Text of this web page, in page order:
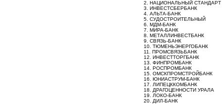
2. НАЦИОНАЛЬНЫЙ СТАНДАРТ
3. ИНВЕСТСБЕРБАНК
4. АЛЬТА-БАНК
5. СУДОСТРОИТЕЛЬНЫЙ
6. МДМ-БАНК
7. МИРА-БАНК
8. МЕТАЛЛИНВЕСТБАНК
9. СВЯЗЬ-БАНК
10. ТЮМЕНЬЭНЕРГОБАНК
11. ПРОМСВЯЗЬБАНК
12. ИНВЕСТТОРГБАНК
13. ФИНПРОМБАНК
14. РОСПРОМБАНК
15. ОМСКПРОМСТРОЙБАНК
16. ЮНИАСТРУМ-БАНК
17. ЛИПЕЦККОМБАНК
18. ДРАГОЦЕННОСТИ УРАЛА
19. ЛОКО-БАНК
20. ДИЛ-БАНК